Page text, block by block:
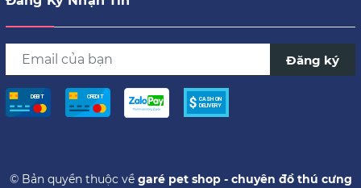
Đăng ký
© Bản quyền thuộc về garé pet shop - chuyên đồ thú cưng